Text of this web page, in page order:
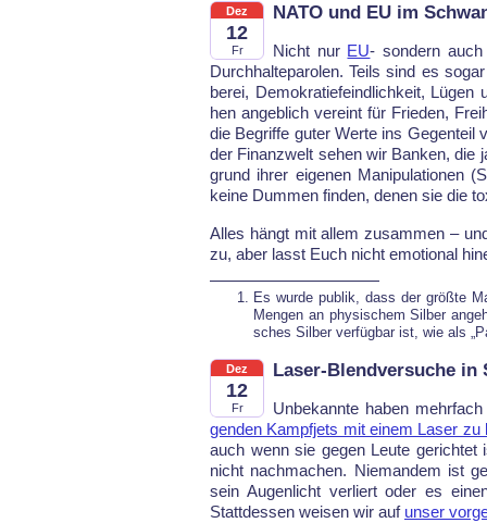
Dez
12
Fr
NATO und EU im
Nicht nur EU- son­dern
Durch­hal­te­pa­ro­len. Teils sind es
be­rei, De­mo­kra­tie­feind­lich­keit,
hen an­geb­lich ver­eint für Frie­den,
die Be­grif­fe gu­ter Wer­te ins Ge­gen­teil
der Fi­nanz­welt se­hen wir Ban­ken, die
grund ih­rer ei­ge­nen Ma­ni­pu­la­tio­nen
kei­ne Dum­men fin­den, de­nen sie die
Al­les hängt mit al­lem zu­sam­men –
zu, aber lasst Euch nicht emo­tio­nal
Es wur­de pu­blik, dass der größ­te
Men­gen an phy­si­schem Sil­ber
sches Sil­ber ver­füg­bar ist, wie als
Dez
12
Fr
Laser-Blendversuche in
Un­be­kann­te ha­ben
gen­den Kampf­jets mit ei­nem La­ser zu
auch wenn sie ge­gen Leu­te ge­rich­tet
nicht nach­ma­chen. Nie­man­dem ist
sein Au­gen­licht ver­liert oder es
Statt­des­sen wei­sen wir auf un­ser